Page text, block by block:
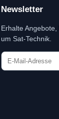
Newsletter
Erhalte
um Sat-Technik.